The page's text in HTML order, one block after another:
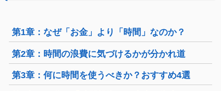
第1章：なぜ「お金」より「時間」なのか？
第2章：時間の浪費に気づけるかが分かれ道
第3章：何に時間を使うべきか？おすすめ4選